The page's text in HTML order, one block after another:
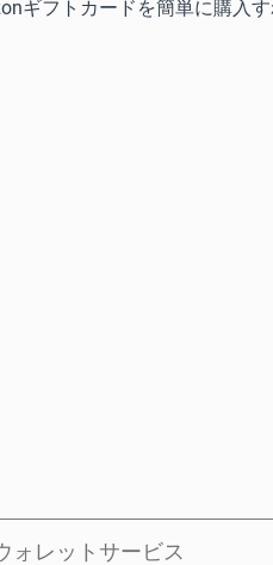
ギフトカードを簡単に購入
ォレットサービス